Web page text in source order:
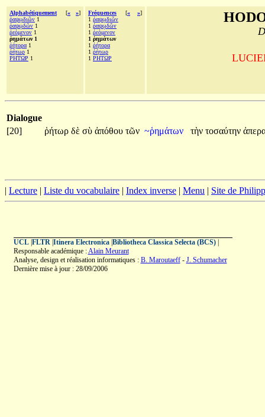
Alphabétiquement [« »]
ῥαψῳδιῶν 1
ῥαψῳδῶν 1
ῥεόμενον 1
ῥημάτων 1
ῥήτορα 1
ῥήτωρ 1
ΡΗΤΩΡ 1
Fréquences [« »]
1 ῥαψῳδιῶν
1 ῥαψῳδῶν
1 ῥεόμενον
1 ῥημάτων
1 ῥήτορα
1 ῥήτωρ
1 ΡΗΤΩΡ
Dialogue
[20]
ῥήτωρ δὲ σὺ ἀπόθου τῶν ~ῥημάτων τὴν τοσαύτην
| Lecture | Liste du vocabulaire | Index inverse | Menu | Site de
UCL| FLTR| Itinera Electronica| Bibliotheca Classica Selecta (BCS)|
Responsable académique :Alain Meurant
Analyse, design et réalisation informatiques : B. Maroutaeff- J. Schumacher
Dernière mise à jour : 28/09/2006